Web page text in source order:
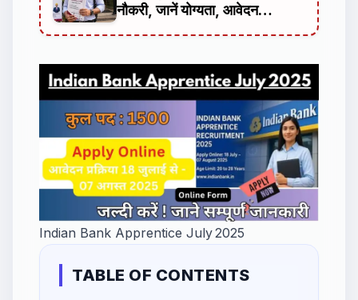
नौकरी, जानें योग्यता, आवेदन
प्रक्रिया, चयन प्रक्रिया
Indian Bank Apprentice July 2025
TABLE OF CONTENTS